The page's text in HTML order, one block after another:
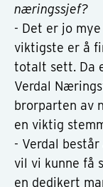
næringssjef?
- Det er jo
viktigste er å
totalt sett. Da
Verdal
brorparten av
en viktig
- Verdal
vil vi kunne få
en dedikert